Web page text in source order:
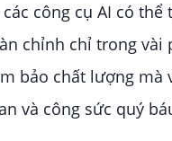
công cụ AI có thể
chỉnh chỉ trong vài
bảo chất lượng mà
và công sức quý